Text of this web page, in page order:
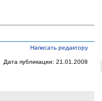
Написать редактору
Дата публикации: 21.01.2008